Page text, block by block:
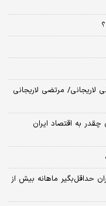
مرتضی لاریجانی
به اقتصاد ایران
حداقل‌بگیر ماهانه بیش از